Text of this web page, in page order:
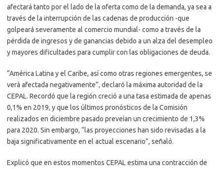
afectará tanto por el lado de la oferta como de la demanda, ya sea a
través de la interrupción de las cadenas de producción -que
golpeará severamente al comercio mundial- como a través de la
pérdida de ingresos y de ganancias debido a un alza del desempleo
y mayores dificultades para cumplir con las obligaciones de deuda.
“América Latina y el Caribe, así como otras regiones emergentes, se
verá afectada negativamente”, declaró la máxima autoridad de la
CEPAL. Recordó que la región creció a una tasa estimada de apenas
0,1% en 2019, y que los últimos pronósticos de la Comisión
realizados en diciembre pasado preveían un crecimiento de 1,3%
para 2020. Sin embargo, “las proyecciones han sido revisadas a la
baja significativamente en el actual escenario”, señaló.
Explicó que en estos momentos CEPAL estima una contracción de